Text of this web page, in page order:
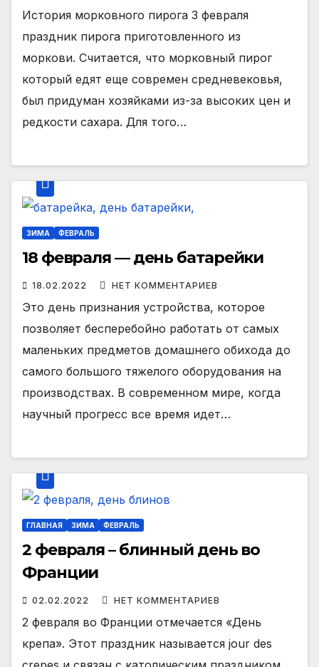
История морковного пирога 3 февраля
праздник пирога приготовленного из
моркови. Считается, что морковный пирог
который едят еще современ средневековья,
был придуман хозяйками из-за высоких цен и
редкости сахара. Для того…
ЗИМА ФЕВРАЛЬ
18 февраля — день батарейки
18.02.2022 НЕТ КОММЕНТАРИЕВ
Это день признания устройства, которое
позволяет бесперебойно работать от самых
маленьких предметов домашнего обихода до
самого большого тяжелого оборудования на
производствах. В современном мире, когда
научный прогресс все время идет…
ГЛАВНАЯ ЗИМА ФЕВРАЛЬ
2 февраля – блинный день во
Франции
02.02.2022 НЕТ КОММЕНТАРИЕВ
2 февраля во Франции отмечается «День
крепа». Этот праздник называется jour des